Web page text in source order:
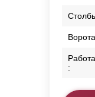
: